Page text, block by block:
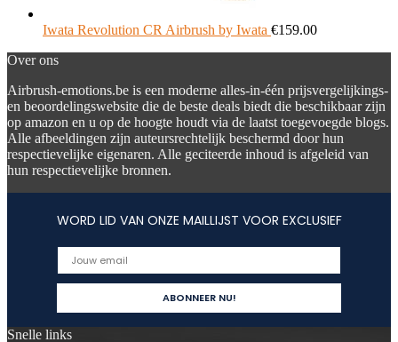
Iwata Revolution CR Airbrush by Iwata €159.00
Over ons
Airbrush-emotions.be is een moderne alles-in-één prijsvergelijkings-
en beoordelingswebsite die de beste deals biedt die beschikbaar zijn
op amazon en u op de hoogte houdt via de laatst toegevoegde blogs.
Alle afbeeldingen zijn auteursrechtelijk beschermd door hun
respectievelijke eigenaren. Alle geciteerde inhoud is afgeleid van
hun respectievelijke bronnen.
WORD LID VAN ONZE MAILLIJST VOOR EXCLUSIEF
Snelle links